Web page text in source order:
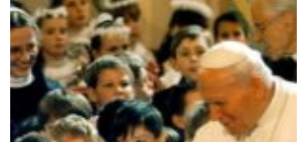
Св. Йосифа ОПДМ
Монастир сестер милосердя Св. Вінкентія. Дім Милосердя
Монастир Успення Пресвятої Богородиці Сестер Чину
Святого Василія Великого
Комісії
Катехитична комісія
Комісія у справах молоді